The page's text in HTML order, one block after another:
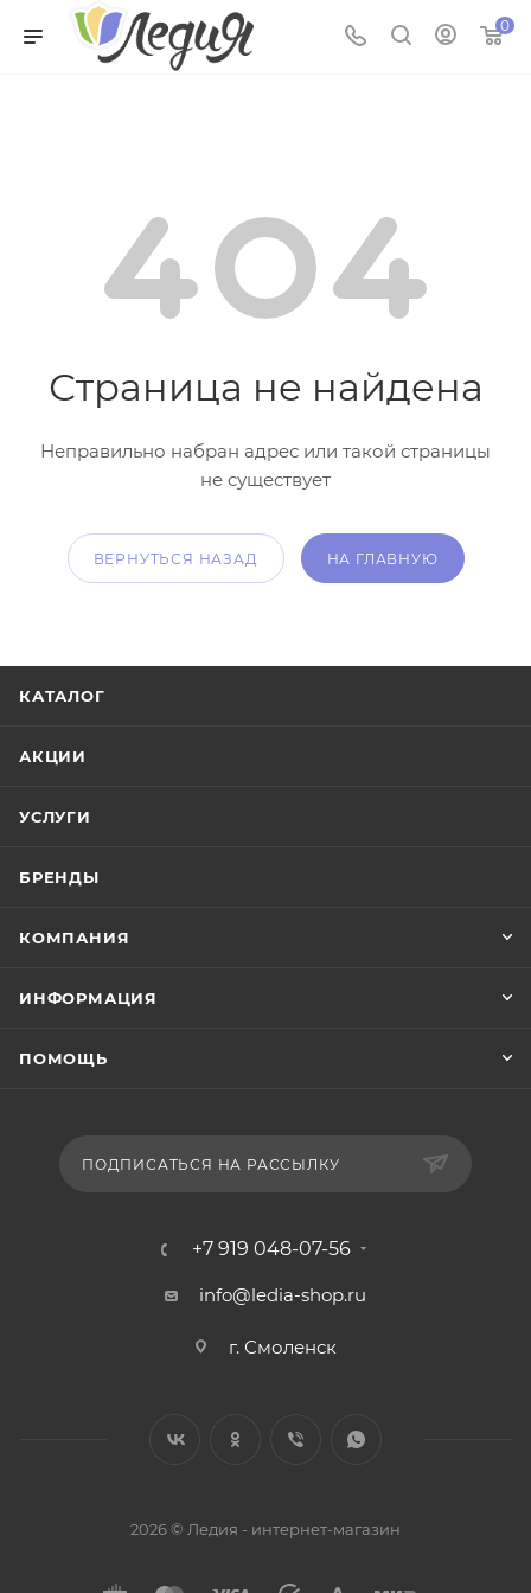
0
Страница не найдена
Неправильно набран адрес или такой страницы
не существует
ВЕРНУТЬСЯ НАЗАД НА ГЛАВНУЮ
КАТАЛОГ
АКЦИИ
УСЛУГИ
БРЕНДЫ
КОМПАНИЯ
ИНФОРМАЦИЯ
ПОМОЩЬ
ПОДПИСАТЬСЯ НА РАССЫЛКУ
+7 919 048-07-56
info@ledia-shop.ru
г. Смоленск
2026 © Ледия - интернет-магазин